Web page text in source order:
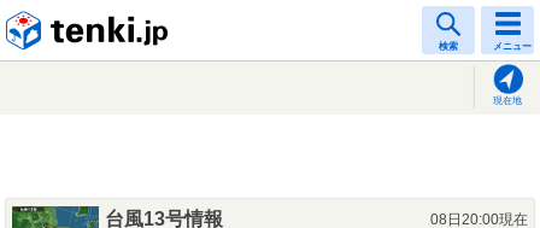
検索 メニュー
現在地
台風13号情報
08日20:00現在